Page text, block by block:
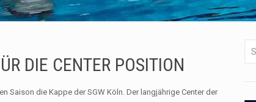
DIE CENTER POSITION
Saison die Kappe der SGW Köln. Der langjährige Center der